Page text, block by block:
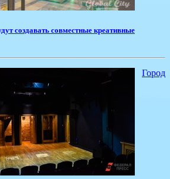
создавать совместные креативные
Город